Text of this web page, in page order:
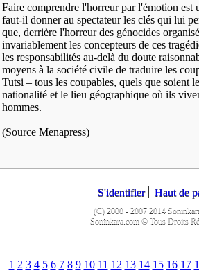
Faire comprendre l'horreur par l'émotion est
faut-il donner au spectateur les clés qui lui
que, derrière l'horreur des génocides
invariablement les concepteurs de ces
les responsabilités au-delà du doute
moyens à la société civile de traduire les
Tutsi – tous les coupables, quels que soient
nationalité et le lieu géographique où ils
hommes.
(Source Menapress)
S'identifier Haut de
(C) 2000 - 2007 2014
Soninkara.com © Tous Droits
1 2 3 4 5 6 7 8 9 10 11 12 13 14 15 16 17